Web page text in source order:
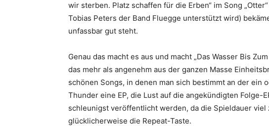
wir sterben. Platz schaffen für die Erben“ im Song
Tobias Peters der Band Fluegge unterstützt wird)
unfassbar gut steht.
Genau das macht es aus und macht „Das Wasser Bis
das mehr als angenehm aus der ganzen Masse
schönen Songs, in denen man sich bestimmt an der
Thunder eine EP, die Lust auf die angekündigten Folge-
schleunigst veröffentlicht werden, da die Spieldauer
glücklicherweise die Repeat-Taste.